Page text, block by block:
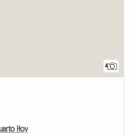
4
Hoy